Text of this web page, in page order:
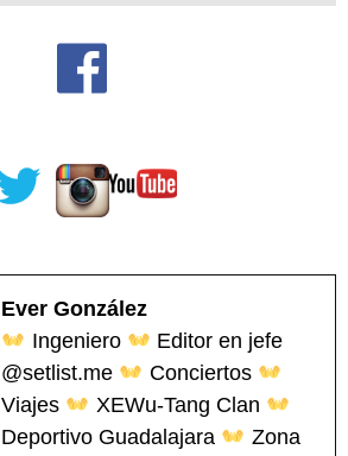
Ever González
Ingeniero
Editor en jefe
@setlist.me
Conciertos
Viajes
XEWu-Tang Clan
Deportivo Guadalajara
Zona